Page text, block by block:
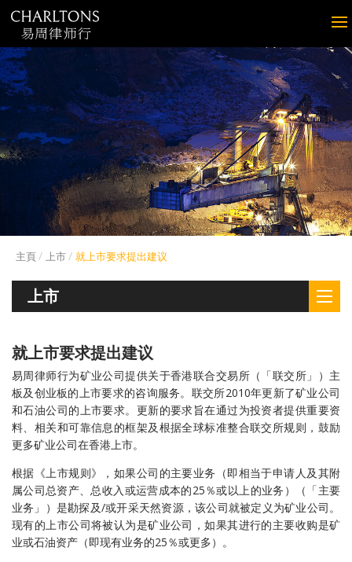
主頁 上市 就上市要求提出建议
上市
就上市要求提出建议
易周律师行为矿业公司提供关于香港联合交易所（「联交所」）主
板及创业板的上市要求的咨询服务。联交所2010年更新了矿业公司
和石油公司的上市要求。更新的要求旨在通过为投资者提供重要资
料、相关和可靠信息的框架及根据全球标准整合联交所规则，鼓励
更多矿业公司在香港上市。
根据《上市规则》，如果公司的主要业务（即相当于申请人及其附
属公司总资产、总收入或运营成本的25％或以上的业务）（「主要
业务」）是勘探及/或开采天然资源，该公司就被定义为矿业公司。
现有的上市公司将被认为是矿业公司，如果其进行的主要收购是矿
业或石油资产（即现有业务的25％或更多）。